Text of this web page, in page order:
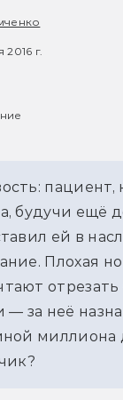
г.
пациент,
будучи ещё
ей в
Плохая
отрезать
— за неё
миллиона